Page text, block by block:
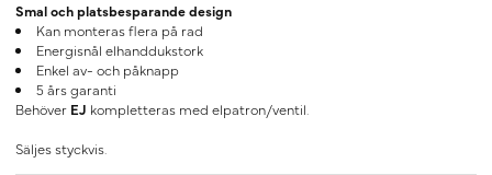
Smal och platsbesparande design
Kan monteras flera på rad
Energisnål elhanddukstork
Enkel av- och påknapp
5 års garanti
Behöver EJ kompletteras med elpatron/ventil.
Säljes styckvis.